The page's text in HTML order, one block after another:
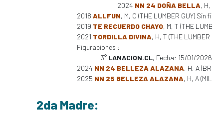
2024 NN 24 DOÑA BELLA,
2018 ALLFUN, M, C (THE LUMBER GUY) Sin
2019 TE RECUERDO CHAYO, M, T (THE
2021 TORDILLA DIVINA, H, T (THE
Figuraciones :
3° LANACION.CL, Fecha: 15/01/
2024 NN 24 BELLEZA ALAZANA, H, A
2025 NN 25 BELLEZA ALAZANA, H, A
2da Madre: